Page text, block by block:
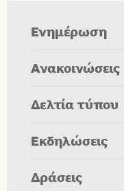
Ενημέρωση
Ανακοινώσεις
Δελτία τύπου
Εκδηλώσεις
Δράσεις